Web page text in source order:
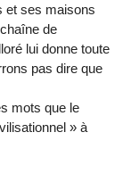
et ses maisons
de
lui donne toute
pas dire que
mots que le
» à